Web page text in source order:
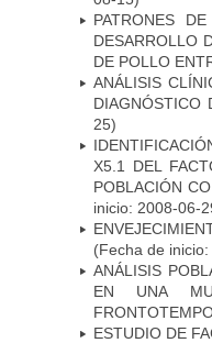
PATRONES
DESARROLLO
DE POLLO
ANÁLISIS
DIAGNÓSTICO
25)
X5.1 DEL
POBLACIÓN
inicio: 2008-06-
(Fecha de
ANÁLISIS
EN UNA
ESTUDIO DE